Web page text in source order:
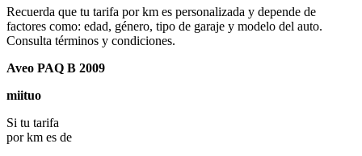
Recuerda que tu tarifa por km es personalizada y depende de
factores como: edad, género, tipo de garaje y modelo del auto.
Consulta términos y condiciones.
Aveo PAQ B 2009
miituo
Si tu tarifa
por km es de